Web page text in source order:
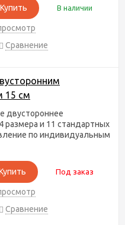
Купить В наличии
Сравнение
15 см
двустороннее
и 11 стандартных
по индивидуальным
Под заказ
Сравнение